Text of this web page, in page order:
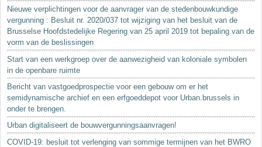
Nieuwe verplichtingen voor de aanvrager van de stedenbouwkundige
vergunning : Besluit nr. 2020/037 tot wijziging van het besluit van de
Brusselse Hoofdstedelijke Regering van 25 april 2019 tot bepaling van de
vorm van de beslissingen
Start van een werkgroep over de aanwezigheid van koloniale symbolen
in de openbare ruimte
Bericht van vastgoedprospectie voor een gebouw om er het
semidynamische archief en een erfgoeddepot voor Urban.brussels in
onder te brengen.
Urban digitaliseert de bouwvergunningsaanvragen!
COVID-19: besluit tot verlenging van sommige termijnen van het BWRO